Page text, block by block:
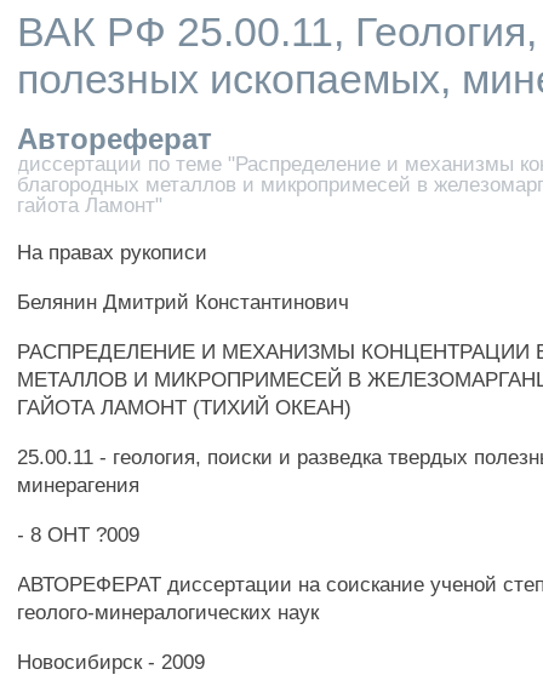
ВАК РФ 25.00.11,
полезных ископаемых,
Автореферат
диссертации по теме "Распределение и механизмы
благородных металлов и микропримесей в
гайота Ламонт"
На правах рукописи
Белянин Дмитрий Константинович
РАСПРЕДЕЛЕНИЕ И МЕХАНИЗМЫ КОНЦЕНТРАЦИИ
МЕТАЛЛОВ И МИКРОПРИМЕСЕЙ В
ГАЙОТА ЛАМОНТ (ТИХИЙ ОКЕАН)
25.00.11 - геология, поиски и разведка твердых
минерагения
- 8 ОНТ ?009
АВТОРЕФЕРАТ диссертации на соискание ученой
геолого-минералогических наук
Новосибирск - 2009